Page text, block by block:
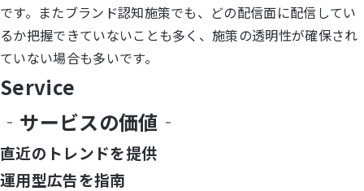
です。またブランド認知施策でも、どの配信面に配信してい
るか把握できていないことも多く、施策の透明性が確保され
ていない場合も多いです。
Service
‐サービスの価値‐
直近のトレンドを提供
運用型広告を指南